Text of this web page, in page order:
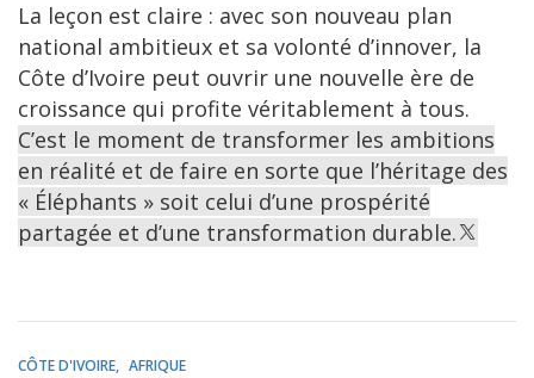
La leçon est claire : avec son nouveau plan
national ambitieux et sa volonté d’innover, la
Côte d’Ivoire peut ouvrir une nouvelle ère de
croissance qui profite véritablement à tous.
C’est le moment de transformer les ambitions
en réalité et de faire en sorte que l’héritage des
« Éléphants » soit celui d’une prospérité
partagée et d’une transformation durable.
CÔTE D'IVOIRE AFRIQUE